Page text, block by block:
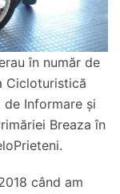
în număr de
Cicloturistică
Informare și
Breaza în
când am